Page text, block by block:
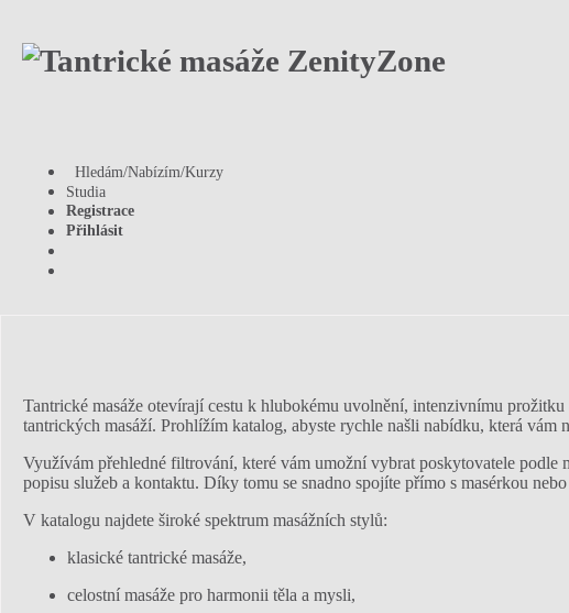
Hledám/Nabízím/Kurzy
Studia
Registrace
Přihlásit
Tantrické masáže otevírají cestu k hlubokému uvolnění, intenzivnímu
tantrických masáží. Prohlížím katalog, abyste rychle našli nabídku, která
Využívám přehledné filtrování, které vám umožní vybrat poskytovatele podle
popisu služeb a kontaktu. Díky tomu se snadno spojíte přímo s masérkou
V katalogu najdete široké spektrum masážních stylů:
klasické tantrické masáže,
celostní masáže pro harmonii těla a mysli,